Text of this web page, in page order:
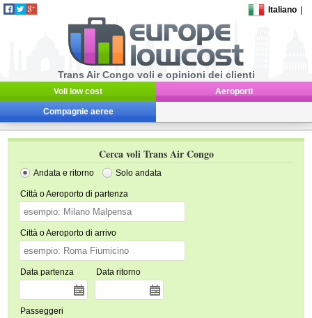
Italiano
Trans Air Congo voli e opinioni dei clienti
Voli low cost Aeroporti
Compagnie aeree
Cerca voli Trans Air Congo
Andata e ritorno Solo andata
Città o Aeroporto di partenza
Città o Aeroporto di arrivo
Data partenza Data ritorno
Passeggeri